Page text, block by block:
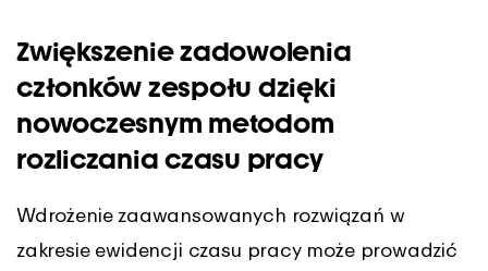
Zwiększenie zadowolenia
członków zespołu dzięki
nowoczesnym metodom
rozliczania czasu pracy
Wdrożenie zaawansowanych rozwiązań w
zakresie ewidencji czasu pracy może prowadzić